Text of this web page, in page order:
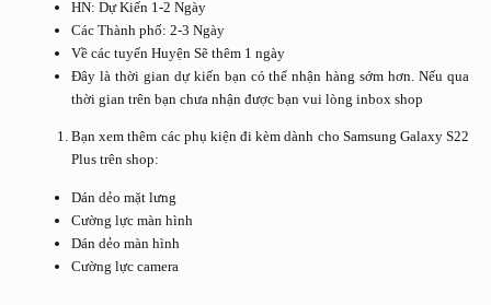
HN: Dự Kiến 1-2 Ngày
Các Thành phố: 2-3 Ngày
Về các tuyến Huyện Sẽ thêm 1 ngày
Đây là thời gian dự kiến bạn có thể nhận hàng sớm hơn. Nếu qua
thời gian trên bạn chưa nhận được bạn vui lòng inbox shop
Bạn xem thêm các phụ kiện đi kèm dành cho Samsung Galaxy S22
Plus trên shop:
Dán dẻo mặt lưng
Cường lực màn hình
Dán dẻo màn hình
Cường lực camera